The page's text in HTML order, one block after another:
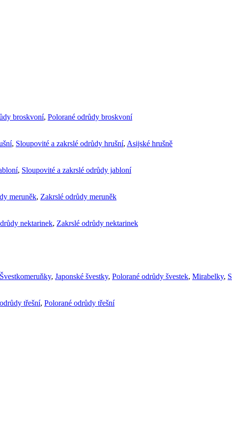
broskvoní, Polorané odrůdy broskvoní
, Sloupovité a zakrslé odrůdy hrušní, Asijské hrušně
, Sloupovité a zakrslé odrůdy jabloní
meruněk, Zakrslé odrůdy meruněk
nektarinek, Zakrslé odrůdy nektarinek
Švestkomeruňky, Japonské švestky, Polorané odrůdy švestek, Mirabelky,
třešní, Polorané odrůdy třešní